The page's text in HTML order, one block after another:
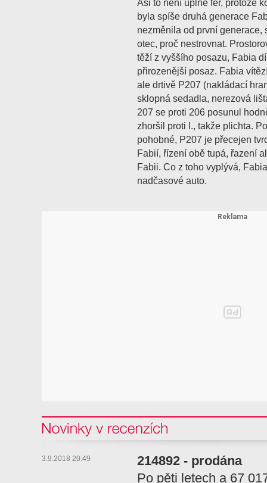
Asi to není úplně fér, protože
byla spíše druhá generace
nezměnila od první generace,
otec, proč nestrovnat.
těží z vyššího posazu, Fabia
přirozenější posaz. Fabia
ale drtivě P207 (nakládací
sklopná sedadla, nerezová
207 se proti 206 posunul
zhoršil proti I., takže plichta.
pohobné, P207 je přecejen
Fabií, řízení obě tupá, řazení
Fabii. Co z toho vyplývá,
nadčasové auto.
Novinky v recenzi
3.9.2018 20:49
214892 - prodána
Po pěti letech a 67